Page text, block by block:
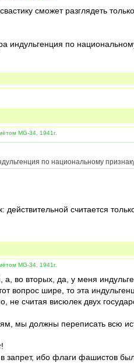
сможет разглядеть
индульгенция по
MG-34, 1941г.
по национальному
действительной считается
MG-34, 1941г.
во вторых, да, у меня
вопрос шире, то эта
считая висюлек двух
мы должны переписать всю
ибо флаги фашистов